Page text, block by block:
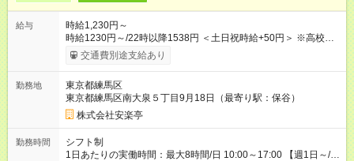
給与
時給1,230円～
時給1230円～/22時以降1538円 ＜土日祝時給+50円＞ ※高校生
時給1230円 【試用期間】試用期間あり 試用期間の長さ：12ヶ
月 雇用形態、給与は本採用時と同じです。 ※最大12ヶ月の間
交通費別途支給あり
勤務地
東京都練馬区
東京都練馬区南大泉５丁目9月18日（最寄り駅：保谷）
株式会社安楽亭
勤務時間
シフト制
1日あたりの実働時間：最大8時間/日 10:00～17:00 【週1日～/1